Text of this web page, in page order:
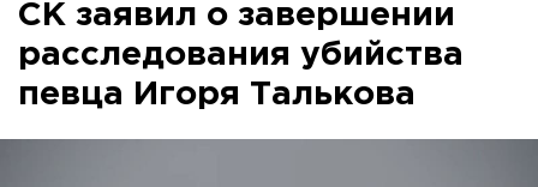
СК заявил о завершении
расследования убийства
певца Игоря Талькова